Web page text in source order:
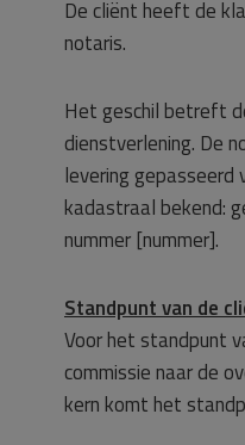
De cliënt heeft de
notaris.
Het geschil betreft
dienstverlening. De
levering gepasseerd
kadastraal bekend:
nummer [nummer].
Standpunt van de
Voor het standpunt
commissie naar de
kern komt het